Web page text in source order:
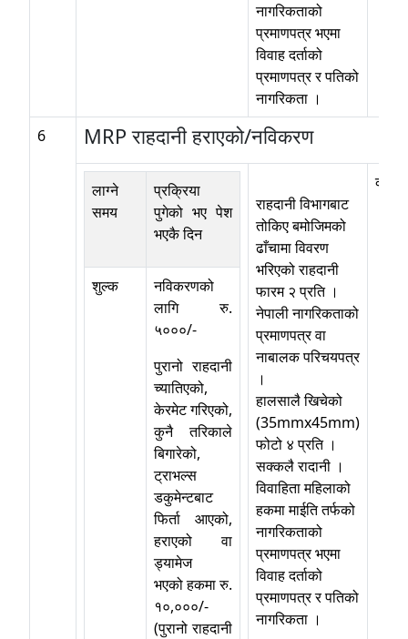
नागरिकताको
प्रमाणपत्र भएमा
विवाह दर्ताको
प्रमाणपत्र र पतिको
नागरिकता ।
6 MRP राहदानी हराएको/नविकरण
लाग्ने
समय
प्रक्रिया
पुगेको भए पेश
भएकै दिन
शुल्क
नविकरणको
लागि रु.
५०००/-
पुरानो राहदानी
च्यातिएको,
केरमेट गरिएको,
कुनै तरिकाले
बिगारेको,
ट्राभल्स
डकुमेन्टबाट
फिर्ता आएको,
हराएको वा
ड्यामेज
भएको हकमा रु.
१०,०००/-
(पुरानो राहदानी
राहदानी विभागबाट
तोकिए बमोजिमको
ढाँचामा विवरण
भरिएको राहदानी
फारम २ प्रति ।
नेपाली नागरिकताको
प्रमाणपत्र वा
नाबालक परिचयपत्र
।
हालसालै खिचेको
(35mmx45mm)
फोटो ४ प्रति ।
सक्कलै रादानी ।
विवाहिता महिलाको
हकमा माईति तर्फको
नागरिकताको
प्रमाणपत्र भएमा
विवाह दर्ताको
प्रमाणपत्र र पतिको
नागरिकता ।